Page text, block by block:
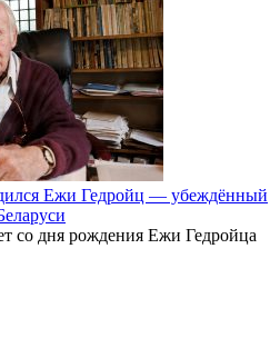
Ежи Гедройц — убеждённый
со дня рождения Ежи Гедройца